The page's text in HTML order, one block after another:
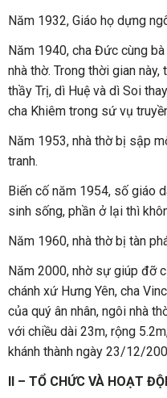
Năm 1932, Giáo họ dựng
Năm 1940, cha Đức cùng
nhà thờ. Trong thời gian này,
thầy Trị, dì Huệ và dì Soi
cha Khiêm trong sứ vụ
Năm 1953, nhà thờ bị sập
tranh.
Biến cố năm 1954, số giáo
sinh sống, phần ở lại thì
Năm 1960, nhà thờ bị tàn
Năm 2000, nhờ sự giúp đỡ
chánh xứ Hưng Yên, cha
của quý ân nhân, ngôi nhà
với chiều dài 23m, rộng
khánh thành ngày 23/12/
II – TỔ CHỨC VÀ HOẠT